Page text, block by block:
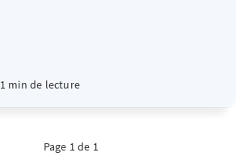
1 min de lecture
Page 1 de 1